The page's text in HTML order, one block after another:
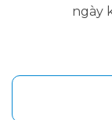
ngày